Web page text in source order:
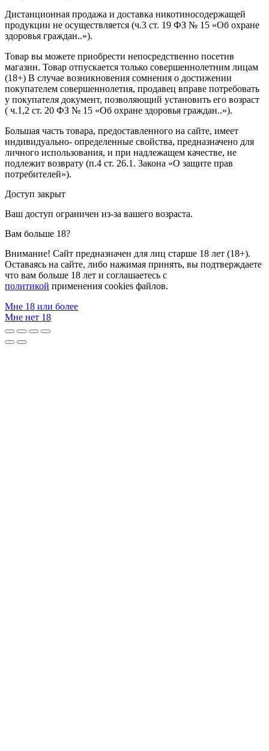
Дистанционная продажа и доставка никотиносодержащей
продукции не осуществляется (ч.3 ст. 19 ФЗ № 15 «Об охране
здоровья граждан..»).
Товар вы можете приобрести непосредственно посетив
магазин. Товар отпускается только совершеннолетним лицам
(18+) В случае возникновения сомнения о достижении
покупателем совершеннолетия, продавец вправе потребовать
у покупателя документ, позволяющий установить его возраст
( ч.1,2 ст. 20 ФЗ № 15 «Об охране здоровья граждан..»).
Большая часть товара, предоставленного на сайте, имеет
индивидуально- определенные свойства, предназначено для
личного использования, и при надлежащем качестве, не
подлежит возврату (п.4 ст. 26.1. Закона «О защите прав
потребителей»).
Доступ закрыт
Ваш доступ ограничен из-за вашего возраста.
Вам больше 18?
Внимание! Сайт предназначен для лиц старше 18 лет (18+).
Оставаясь на сайте, либо нажимая принять, вы подтверждаете
что вам больше 18 лет и соглашаетесь с
политикой применения cookies файлов.
Мне 18 или более
Мне нет 18